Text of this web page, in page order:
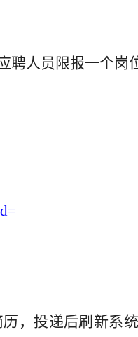
聘人员限报一个岗
，投递后刷新系